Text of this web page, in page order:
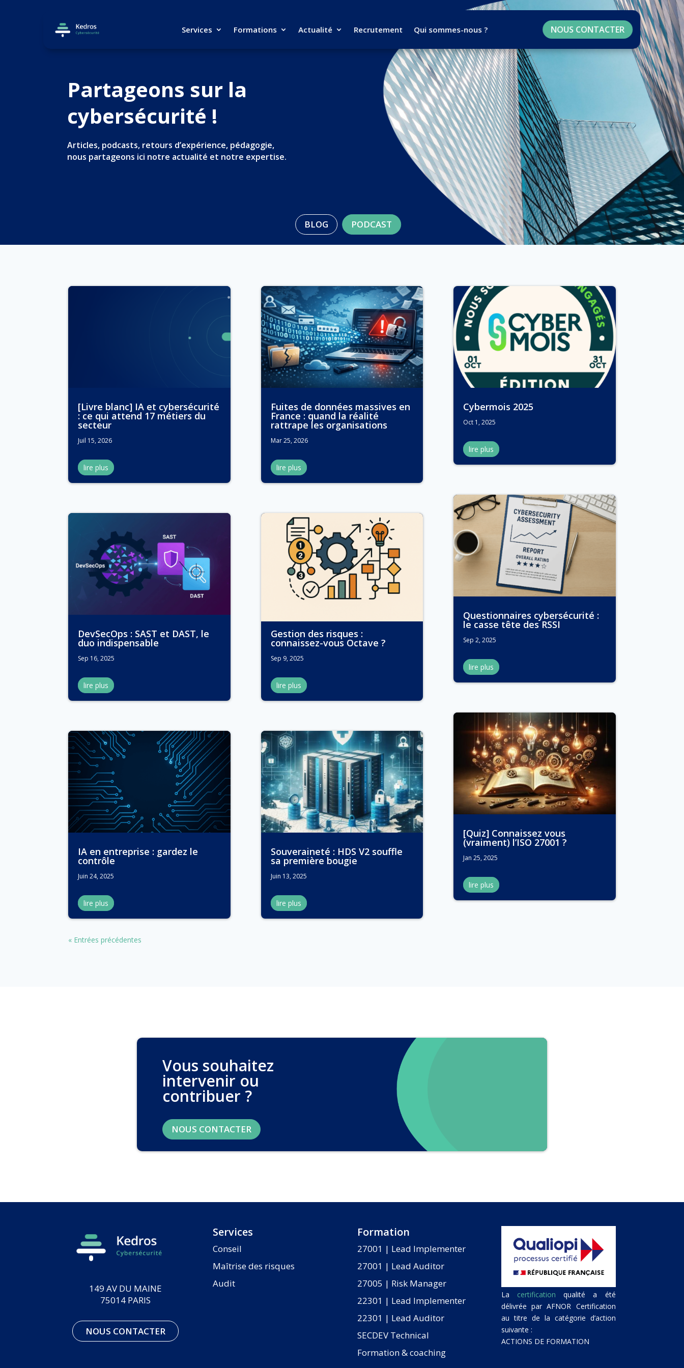
Services Formations Actualité Recrutement Qui sommes-nous ? NOUS CONTACTER
Partageons sur la
cybersécurité !
Articles, podcasts, retours d’expérience, pédagogie,
nous partageons ici notre actualité et notre expertise.
BLOG PODCAST
[Livre blanc] IA et cybersécurité
: ce qui attend 17 métiers du
secteur
Juil 15, 2026
lire plus
DevSecOps : SAST et DAST, le
duo indispensable
Sep 16, 2025
lire plus
IA en entreprise : gardez le
contrôle
Juin 24, 2025
lire plus
Fuites de données massives en
France : quand la réalité
rattrape les organisations
Mar 25, 2026
lire plus
Gestion des risques :
connaissez-vous Octave ?
Sep 9, 2025
lire plus
Souveraineté : HDS V2 souffle
sa première bougie
Juin 13, 2025
lire plus
Cybermois 2025
Oct 1, 2025
lire plus
Questionnaires cybersécurité :
le casse tête des RSSI
Sep 2, 2025
lire plus
[Quiz] Connaissez vous
(vraiment) l’ISO 27001 ?
Jan 25, 2025
lire plus
« Entrées précédentes
Vous souhaitez
intervenir ou
contribuer ?
NOUS CONTACTER
149 AV DU MAINE
75014 PARIS
NOUS CONTACTER
Services
Conseil
Maîtrise des risques
Audit
Formation
27001 | Lead Implementer
27001 | Lead Auditor
27005 | Risk Manager
22301 | Lead Implementer
22301 | Lead Auditor
SECDEV Technical
Formation & coaching
La certification
qualité a été
délivrée par AFNOR Certification
au titre de la catégorie d’action
suivante :
ACTIONS DE FORMATION